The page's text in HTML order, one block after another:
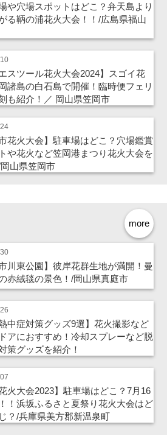
や穴場スポットはどこ？弁天島より
る鞆の浦花火大会！！/広島県福山
エスツール花火大会2024】スゴイ花
諸島の白石島で開催！臨時便フェリ
も紹介！／ 岡山県笠岡市
市花火大会】駐車場はどこ？穴場鑑賞
や花火など笠岡港まつり花火大会を
山県笠岡市
more
市川東公園】彼岸花群生地が満開！曼
赤絨毯の景色！/岡山県真庭市
熱中症対策グッズ9選】花火撮影など
アにおすすめ！冷却スプレーなど脱
策グッズを紹介！
花火大会2023】駐車場はどこ？7月16
！浜坂ふるさと夏祭り花火大会はど
？/兵庫県美方郡新温泉町